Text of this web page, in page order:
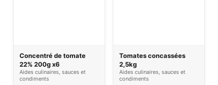
Concentré de tomate
22% 200g x6
Aides culinaires, sauces et
condiments
Tomates concassées
2,5kg
Aides culinaires, sauces et
condiments